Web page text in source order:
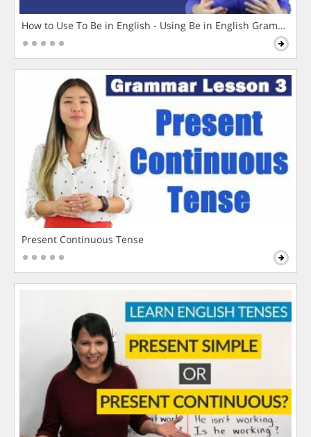
How to Use To Be in English - Using Be in English Grammar
Present Continuous Tense